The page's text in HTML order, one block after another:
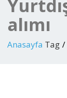
alımı
Anasayfa Tag